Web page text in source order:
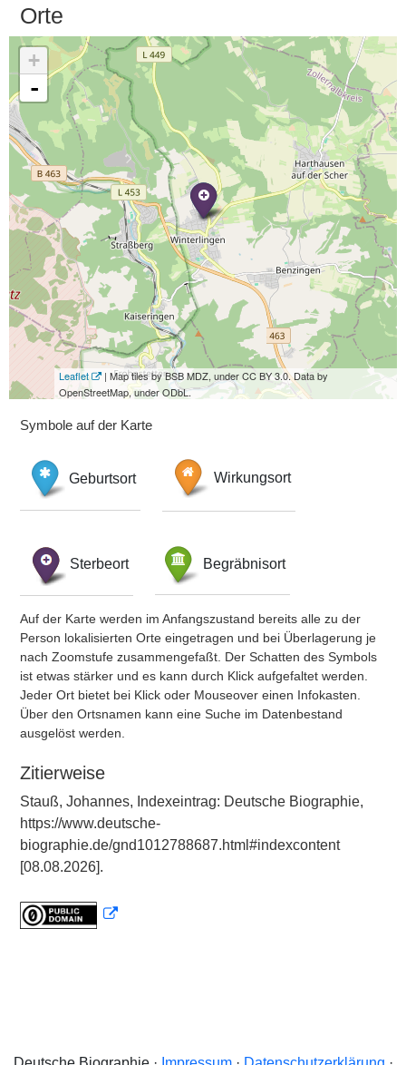
Orte
+
-
Leaflet
| Map tiles by BSB MDZ, under CC BY 3.0. Data by
OpenStreetMap, under ODbL.
Symbole auf der Karte
Geburtsort Wirkungsort
Sterbeort Begräbnisort
Auf der Karte werden im Anfangszustand bereits alle zu der
Person lokalisierten Orte eingetragen und bei Überlagerung je
nach Zoomstufe zusammengefaßt. Der Schatten des Symbols
ist etwas stärker und es kann durch Klick aufgefaltet werden.
Jeder Ort bietet bei Klick oder Mouseover einen Infokasten.
Über den Ortsnamen kann eine Suche im Datenbestand
ausgelöst werden.
Zitierweise
Stauß, Johannes, Indexeintrag: Deutsche Biographie,
https://www.deutsche-
biographie.de/gnd1012788687.html#indexcontent
[08.08.2026].